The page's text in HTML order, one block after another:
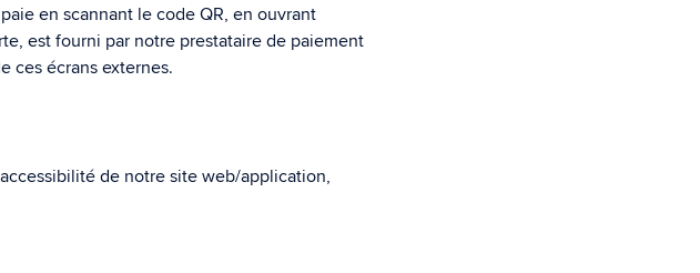
en scannant le code QR, en ouvrant
est fourni par notre prestataire de paiement
ces écrans externes.
de notre site web/application,